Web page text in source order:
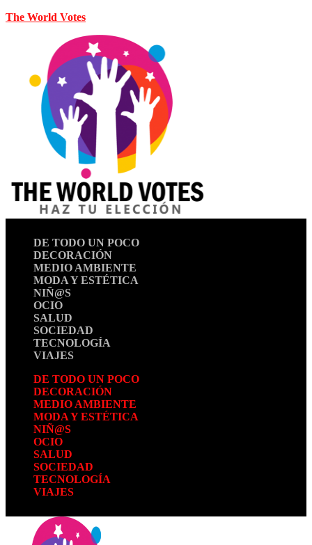
The World Votes
DE TODO UN POCO
DECORACIÓN
MEDIO AMBIENTE
MODA Y ESTÉTICA
NIÑ@S
OCIO
SALUD
SOCIEDAD
TECNOLOGÍA
VIAJES
DE TODO UN POCO
DECORACIÓN
MEDIO AMBIENTE
MODA Y ESTÉTICA
NIÑ@S
OCIO
SALUD
SOCIEDAD
TECNOLOGÍA
VIAJES